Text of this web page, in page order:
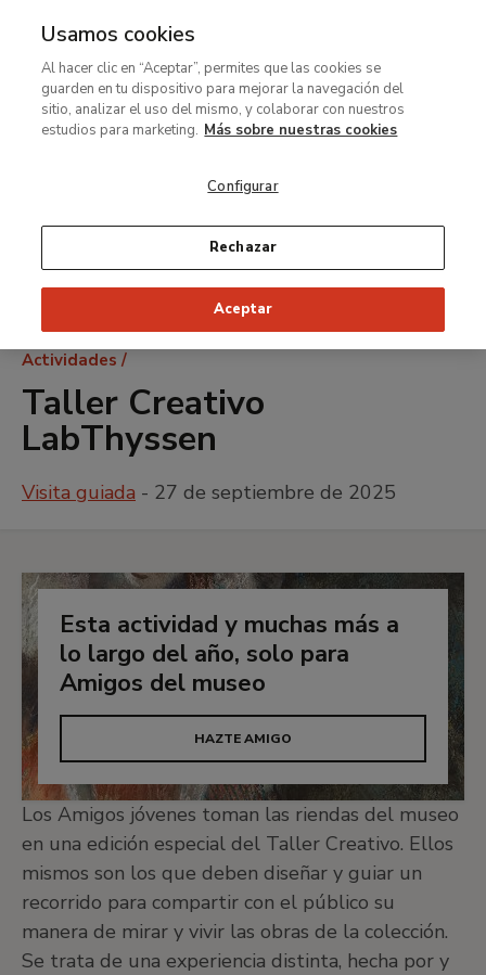
MENÚ
contenido
principal
Ruta
de
navegación
Actividades
Taller Creativo
LabThyssen
Visita guiada - 27 de septiembre de 2025
Esta actividad y muchas más a
lo largo del año, solo para
Amigos del museo
HAZTE AMIGO
Los Amigos jóvenes toman las riendas del museo
en una edición especial del Taller Creativo. Ellos
mismos son los que deben diseñar y guiar un
recorrido para compartir con el público su
manera de mirar y vivir las obras de la colección.
Se trata de una experiencia distinta, hecha por y
Usamos cookies
Al hacer clic en “Aceptar”, permites que las cookies se
guarden en tu dispositivo para mejorar la navegación del
sitio, analizar el uso del mismo, y colaborar con nuestros
estudios para marketing. Más sobre nuestras cookies
Configurar
Rechazar
Aceptar